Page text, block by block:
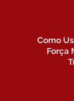
Como
Força